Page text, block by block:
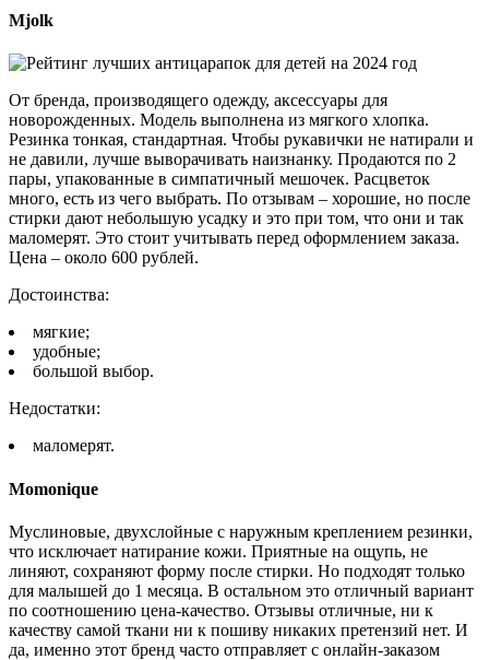
Mjolk
От бренда, производящего одежду, аксессуары для
новорожденных. Модель выполнена из мягкого хлопка.
Резинка тонкая, стандартная. Чтобы рукавички не натирали и
не давили, лучше выворачивать наизнанку. Продаются по 2
пары, упакованные в симпатичный мешочек. Расцветок
много, есть из чего выбрать. По отзывам – хорошие, но после
стирки дают небольшую усадку и это при том, что они и так
маломерят. Это стоит учитывать перед оформлением заказа.
Цена – около 600 рублей.
Достоинства:
мягкие;
удобные;
большой выбор.
Недостатки:
маломерят.
Momonique
Муслиновые, двухслойные с наружным креплением резинки,
что исключает натирание кожи. Приятные на ощупь, не
линяют, сохраняют форму после стирки. Но подходят только
для малышей до 1 месяца. В остальном это отличный вариант
по соотношению цена-качество. Отзывы отличные, ни к
качеству самой ткани ни к пошиву никаких претензий нет. И
да, именно этот бренд часто отправляет с онлайн-заказом